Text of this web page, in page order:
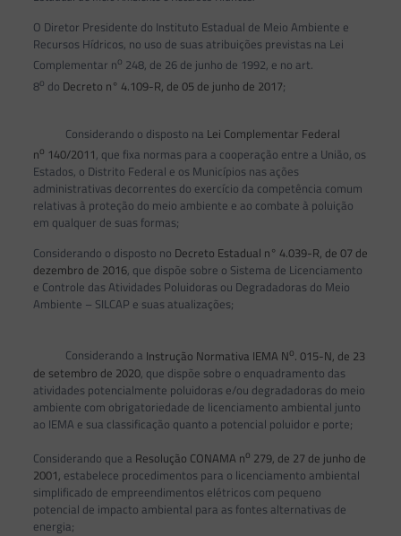
O Diretor Presidente do Instituto Estadual de Meio Ambiente e
Recursos Hídricos, no uso de suas atribuições previstas na Lei
Complementar no 248, de 26 de junho de 1992, e no art.
8o do Decreto n° 4.109-R, de 05 de junho de 2017;
Considerando o disposto na Lei Complementar Federal
no 140/2011, que fixa normas para a cooperação entre a União, os
Estados, o Distrito Federal e os Municípios nas ações
administrativas decorrentes do exercício da competência comum
relativas à proteção do meio ambiente e ao combate à poluição
em qualquer de suas formas;
Considerando o disposto no Decreto Estadual n° 4.039-R, de 07 de
dezembro de 2016, que dispõe sobre o Sistema de Licenciamento
e Controle das Atividades Poluidoras ou Degradadoras do Meio
Ambiente – SILCAP e suas atualizações;
Considerando a Instrução Normativa IEMA No. 015-N, de 23
de setembro de 2020, que dispõe sobre o enquadramento das
atividades potencialmente poluidoras e/ou degradadoras do meio
ambiente com obrigatoriedade de licenciamento ambiental junto
ao IEMA e sua classificação quanto a potencial poluidor e porte;
Considerando que a Resolução CONAMA no 279, de 27 de junho de
2001, estabelece procedimentos para o licenciamento ambiental
simplificado de empreendimentos elétricos com pequeno
potencial de impacto ambiental para as fontes alternativas de
energia;